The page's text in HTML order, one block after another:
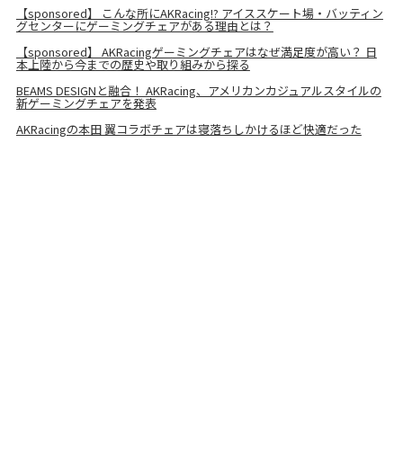
【sponsored】 こんな所にAKRacing!? アイススケート場・バッティン
グセンターにゲーミングチェアがある理由とは？
【sponsored】 AKRacingゲーミングチェアはなぜ満足度が高い？ 日
本上陸から今までの歴史や取り組みから探る
BEAMS DESIGNと融合！ AKRacing、アメリカンカジュアルスタイルの
新ゲーミングチェアを発表
AKRacingの本田 翼コラボチェアは寝落ちしかけるほど快適だった